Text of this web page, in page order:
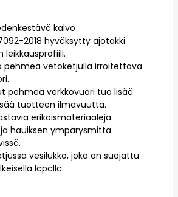
kalvo
2018 hyväksytty ajotakki.
leikkausprofiili.
pehmeä vetoketjulla irroitettava
pehmeä verkkovuori tuo lisää
tuotteen ilmavuutta.
erikoismateriaaleja.
hauiksen ympärysmitta
vesilukko, joka on suojattu
läpällä.